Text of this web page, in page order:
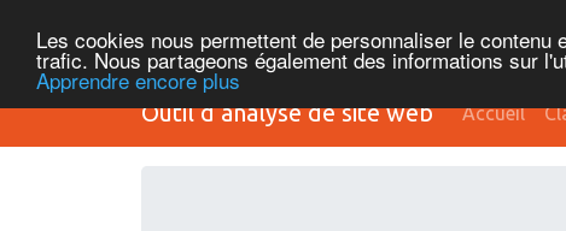
Les cookies nous permettent de personnaliser le
trafic. Nous partageons également des informations sur
Apprendre encore plus
Outil d’analyse de site web Accueil